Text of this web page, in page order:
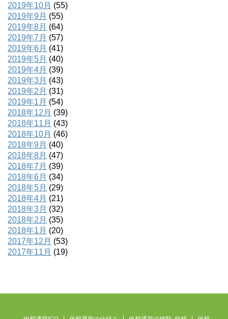
2019年10月 (55)
2019年9月 (55)
2019年8月 (64)
2019年7月 (57)
2019年6月 (41)
2019年5月 (40)
2019年4月 (39)
2019年3月 (43)
2019年2月 (31)
2019年1月 (54)
2018年12月 (39)
2018年11月 (43)
2018年10月 (46)
2018年9月 (40)
2018年8月 (47)
2018年7月 (39)
2018年6月 (34)
2018年5月 (29)
2018年4月 (21)
2018年3月 (32)
2018年2月 (35)
2018年1月 (20)
2017年12月 (53)
2017年11月 (19)